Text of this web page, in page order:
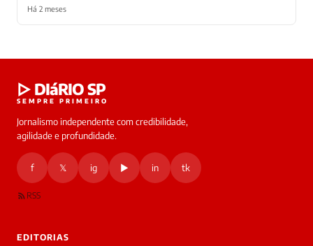
Há 2 meses
online
▷ DIáRIO SP
SEMPRE PRIMEIRO
Jornalismo independente com credibilidade,
agilidade e profundidade.
f 𝕏 ig ▶ in tk
RSS
EDITORIAS